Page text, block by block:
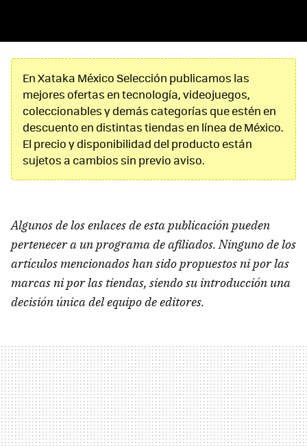
En Xataka México Selección publicamos las
mejores ofertas en tecnología, videojuegos,
coleccionables y demás categorías que estén en
descuento en distintas tiendas en línea de México.
El precio y disponibilidad del producto están
sujetos a cambios sin previo aviso.
Algunos de los enlaces de esta publicación pueden
pertenecer a un programa de afiliados. Ninguno de los
artículos mencionados han sido propuestos ni por las
marcas ni por las tiendas, siendo su introducción una
decisión única del equipo de editores.